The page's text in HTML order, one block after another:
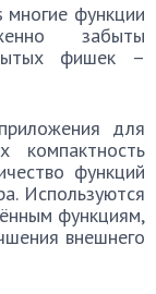
функции
забыты
фишек –
для
функций
Используются
функциям,
внешнего